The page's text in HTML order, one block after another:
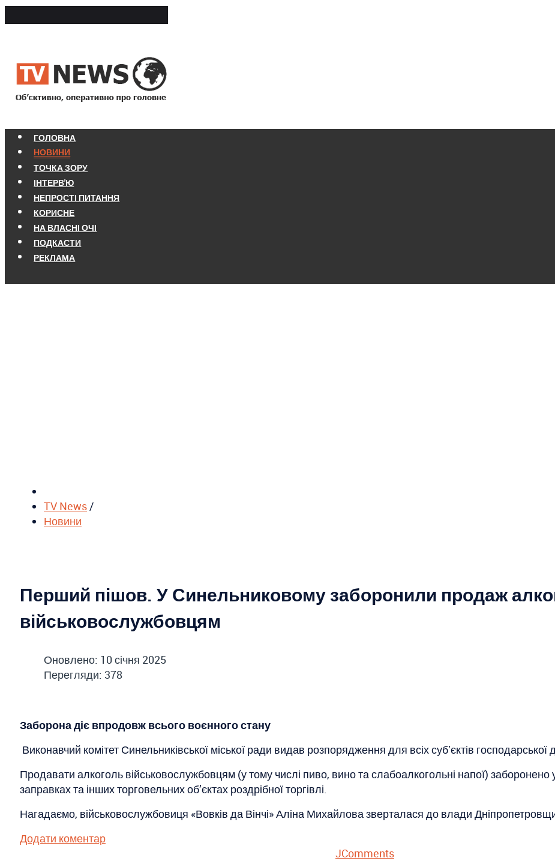
ГОЛОВНА
НОВИНИ
ТОЧКА ЗОРУ
ІНТЕРВ'Ю
НЕПРОСТІ ПИТАННЯ
КОРИСНЕ
НА ВЛАСНІ ОЧІ
ПОДКАСТИ
РЕКЛАМА
TV News /
Новини
Перший пішов. У Синельниковому заборонили продаж
військовослужбовцям
Оновлено: 10 січня 2025
Перегляди: 378
Заборона діє впродовж всього воєнного стану
Виконавчий комітет Синельниківської міської ради видав розпорядження для всіх субʼєктів господарської
Продавати алкоголь військовослужбовцям (у тому числі пиво, вино та слабоалкогольні напої) заборонено
заправках та інших торговельних об’єктах роздрібної торгівлі.
Нагадаємо, військовослужбовиця «Вовків да Вінчі» Аліна Михайлова зверталася до влади
Додати коментар
JComments